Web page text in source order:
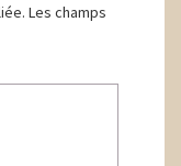
Les champs